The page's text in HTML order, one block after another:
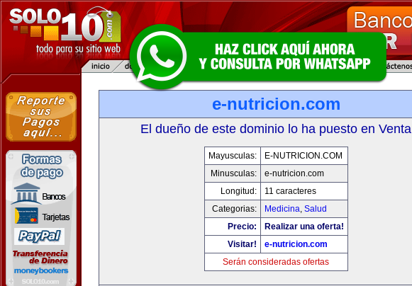
e-nutricion.com
El dueño de este dominio lo ha puesto en Venta
Mayusculas:
E-NUTRICION.COM
Minusculas:
e-nutricion.com
Longitud:
11 caracteres
Categorias:
Medicina, Salud
Precio:
Realizar una oferta!
Visitar!
e-nutricion.com
Serán consideradas ofertas